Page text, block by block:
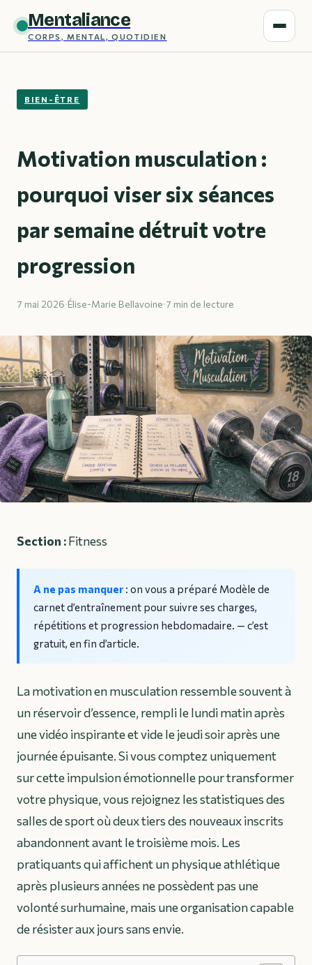
Mentaliance
CORPS, MENTAL, QUOTIDIEN
BIEN-ÊTRE
Motivation musculation :
pourquoi viser six séances
par semaine détruit votre
progression
7 mai 2026·Élise-Marie Bellavoine·7 min de lecture
Section :Fitness
A ne pas manquer : on vous a préparé Modèle de
carnet d’entraînement pour suivre ses charges,
répétitions et progression hebdomadaire. — c’est
gratuit, en fin d’article.
La motivation en musculation ressemble souvent à
un réservoir d’essence, rempli le lundi matin après
une vidéo inspirante et vide le jeudi soir après une
journée épuisante. Si vous comptez uniquement
sur cette impulsion émotionnelle pour transformer
votre physique, vous rejoignez les statistiques des
salles de sport où deux tiers des nouveaux inscrits
abandonnent avant le troisième mois. Les
pratiquants qui affichent un physique athlétique
après plusieurs années ne possèdent pas une
volonté surhumaine, mais une organisation capable
de résister aux jours sans envie.